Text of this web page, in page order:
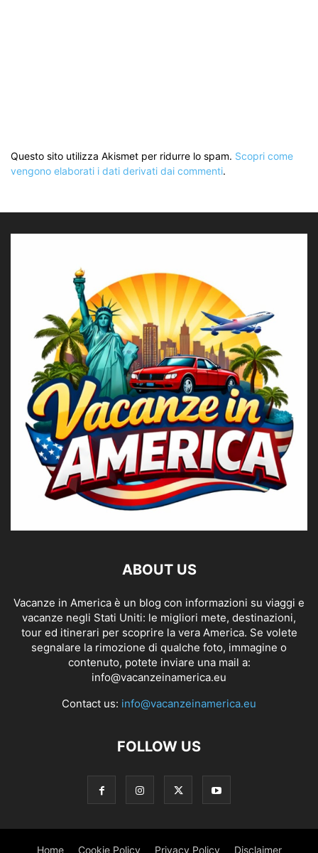
Questo sito utilizza Akismet per ridurre lo spam. Scopri come
vengono elaborati i dati derivati dai commenti.
ABOUT US
Vacanze in America è un blog con informazioni su viaggi e
vacanze negli Stati Uniti: le migliori mete, destinazioni,
tour ed itinerari per scoprire la vera America. Se volete
segnalare la rimozione di qualche foto, immagine o
contenuto, potete inviare una mail a:
info@vacanzeinamerica.eu
Contact us: info@vacanzeinamerica.eu
FOLLOW US
Home Cookie Policy Privacy Policy Disclaimer